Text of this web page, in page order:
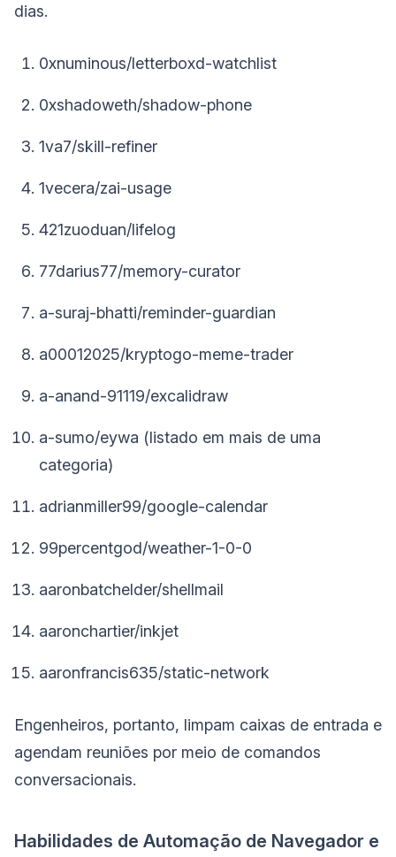
dias.
0xnuminous/letterboxd-watchlist
0xshadoweth/shadow-phone
1va7/skill-refiner
1vecera/zai-usage
421zuoduan/lifelog
77darius77/memory-curator
a-suraj-bhatti/reminder-guardian
a00012025/kryptogo-meme-trader
a-anand-91119/excalidraw
a-sumo/eywa (listado em mais de uma
categoria)
adrianmiller99/google-calendar
99percentgod/weather-1-0-0
aaronbatchelder/shellmail
aaronchartier/inkjet
aaronfrancis635/static-network
Engenheiros, portanto, limpam caixas de entrada e
agendam reuniões por meio de comandos
conversacionais.
Habilidades de Automação de Navegador e